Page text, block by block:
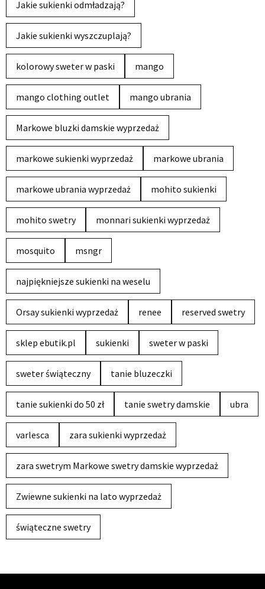
Jakie sukienki odmładzają?
Jakie sukienki wyszczuplają?
kolorowy sweter w paski mango
mango clothing outlet mango ubrania
Markowe bluzki damskie wyprzedaż
markowe sukienki wyprzedaż markowe ubrania
markowe ubrania wyprzedaż mohito sukienki
mohito swetry monnari sukienki wyprzedaż
mosquito msngr
najpiękniejsze sukienki na weselu
Orsay sukienki wyprzedaż renee reserved swetry
sklep ebutik.pl sukienki sweter w paski
sweter świąteczny tanie bluzeczki
tanie sukienki do 50 zł tanie swetry damskie ubra
varlesca zara sukienki wyprzedaż
zara swetrym Markowe swetry damskie wyprzedaż
Zwiewne sukienki na lato wyprzedaż
świąteczne swetry